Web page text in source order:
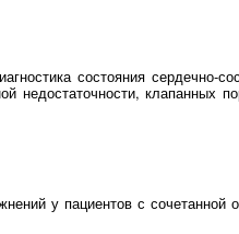
состояния сердечно-
клапанных
у пациентов с